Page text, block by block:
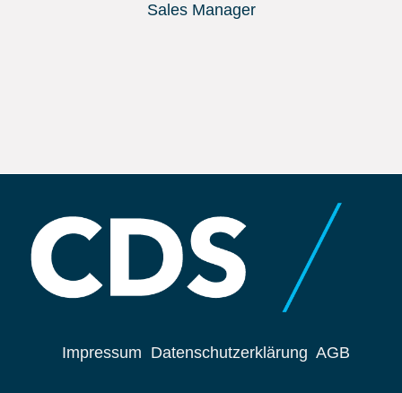
Sales Manager
Impressum Datenschutzerklärung AGB